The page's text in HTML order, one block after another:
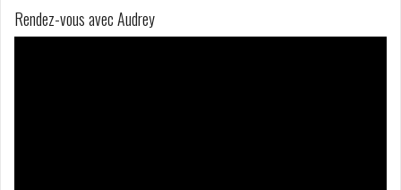
Rendez-vous avec Audrey